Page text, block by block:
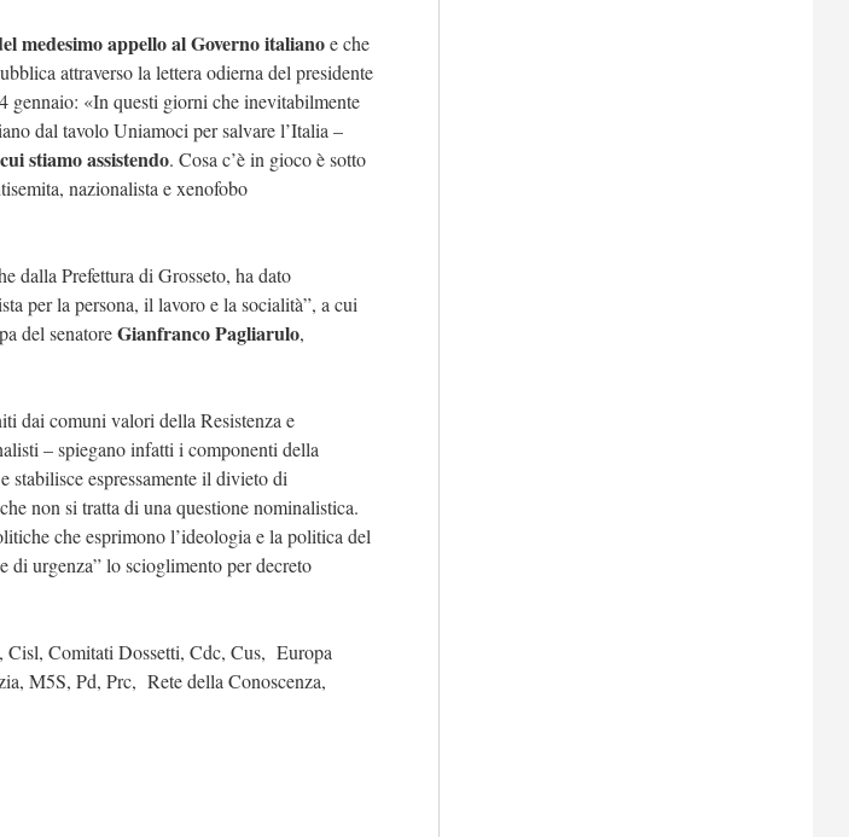
medesimo appello al Governo italianoe che
attraverso la lettera odierna del presidente
gennaio: «In questi giorni che inevitabilmente
dal tavolo Uniamoci per salvare l’Italia –
stiamo assistendo. Cosa c’è in gioco è sotto
nazionalista e xenofobo
dalla Prefettura di Grosseto, ha dato
per la persona, il lavoro e la socialità”, a cui
del senatoreGianfranco Pagliarulo,
dai comuni valori della Resistenza e
– spiegano infatti i componenti della
stabilisce espressamente il divieto di
non si tratta di una questione nominalistica.
che esprimono l’ideologia e la politica del
di urgenza” lo scioglimento per decreto
Comitati Dossetti, Cdc, Cus, Europa
M5S, Pd, Prc, Rete della Conoscenza,